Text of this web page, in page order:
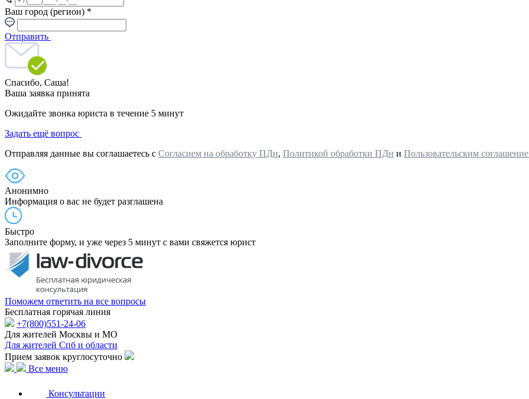
Ваш город (регион) *
Отправить
Спасибо, Саша!
Ваша заявка принята
Ожидайте звонка юриста в течение 5 минут
Задать ещё вопрос
Отправляя данные вы соглашаетесь с Согласием на обработку ПДн, Политикой обработки ПДн и Пользовательским
Анонимно
Информация о вас не будет разглашена
Быстро
Заполните форму, и уже через 5 минут с вами свяжется юрист
Поможем ответить на все вопросы
Бесплатная горячая линия
+7(800)551-24-06
Для жителей Москвы и МО
Для жителей Спб и области
Прием заявок круглосуточно
Все меню
Консультации